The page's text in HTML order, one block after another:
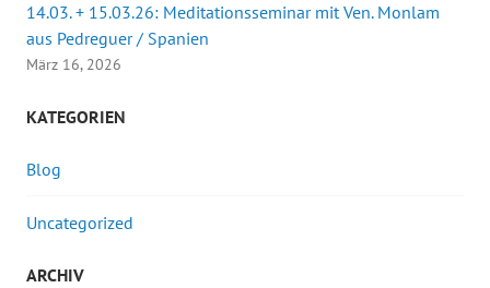
14.03. + 15.03.26: Meditationsseminar mit Ven. Monlam
aus Pedreguer / Spanien
März 16, 2026
KATEGORIEN
Blog
Uncategorized
ARCHIV